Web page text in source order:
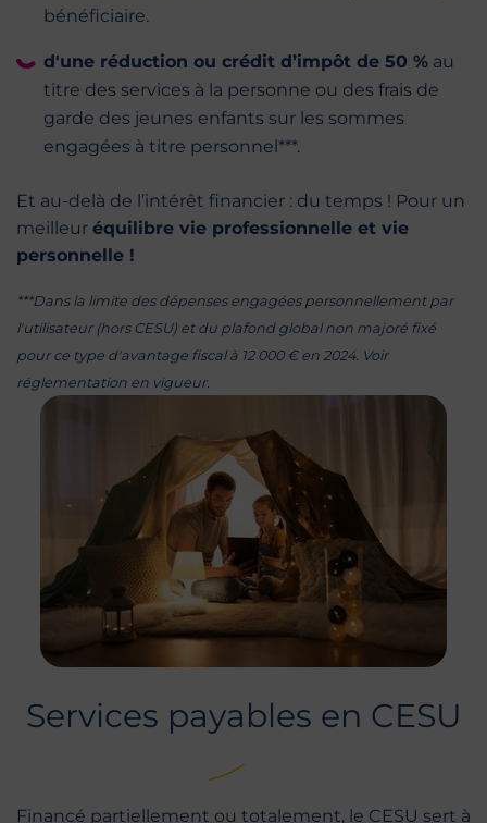
bénéficiaire.
d'une réduction ou crédit d’impôt de 50 % au
titre des services à la personne ou des frais de
garde des jeunes enfants sur les sommes
engagées à titre personnel***.
Et au-delà de l’intérêt financier : du temps ! Pour un
meilleur équilibre vie professionnelle et vie
personnelle !
***Dans la limite des dépenses engagées personnellement par
l'utilisateur (hors CESU) et du plafond global non majoré fixé
pour ce type d'avantage fiscal à 12 000 € en 2024. Voir
réglementation en vigueur.
Services payables en CESU
Financé partiellement ou totalement, le CESU sert à